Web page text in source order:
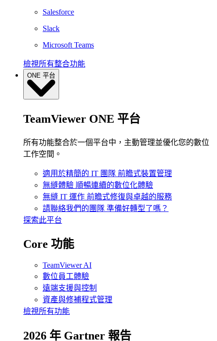
Salesforce
Slack
Microsoft Teams
檢視所有整合功能
ONE 平台
TeamViewer ONE 平台
所有功能整合於一個平台中，主動管理並優化您的數位
工作空間。
適用於精簡的 IT 團隊 前瞻式裝置管理
無縫體驗 順暢連續的數位化體驗
無縫 IT 運作 前瞻式修復與卓越的服務
請聯絡我們的團隊 準備好轉型了嗎？
探索此平台
Core 功能
TeamViewer AI
數位員工體驗
遠端支援與控制
資產與修補程式管理
檢視所有功能
2026 年 Gartner 報告